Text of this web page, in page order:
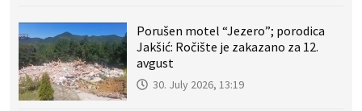
Porušen motel “Jezero”; porodica
Jakšić: Ročište je zakazano za 12.
avgust
30. July 2026, 13:19